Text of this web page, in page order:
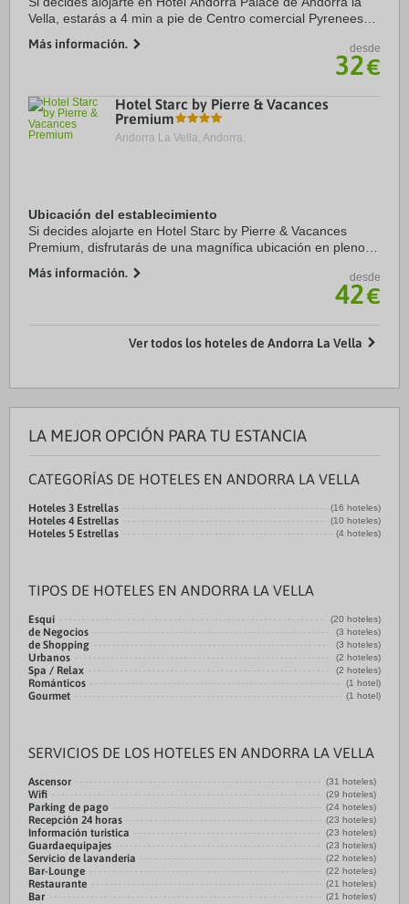
Vella, estarás a 4 min a pie de Centro comercial Pyrenees
familias se encuentra a 15,5 km ...
Más información. desde
32€
Hotel Starc by Pierre & Vacances
Premium
Andorra La Vella, Andorra.
Ubicación del establecimiento
Si decides alojarte en Hotel Starc by Pierre & Vacances
Premium, disfrutarás de una magnífica ubicación en pleno
Caldea y Centro comercial ...
Más información. desde
42€
Ver todos los hoteles de Andorra La Vella
LA MEJOR OPCIÓN PARA TU ESTANCIA
CATEGORÍAS DE HOTELES EN ANDORRA LA VELLA
Hoteles 3 Estrellas (16 hoteles)
Hoteles 4 Estrellas (10 hoteles)
Hoteles 5 Estrellas (4 hoteles)
TIPOS DE HOTELES EN ANDORRA LA VELLA
Esquí (20 hoteles)
de Negocios (3 hoteles)
de Shopping (3 hoteles)
Urbanos (2 hoteles)
Spa / Relax (2 hoteles)
Románticos (1 hotel)
Gourmet (1 hotel)
SERVICIOS DE LOS HOTELES EN ANDORRA LA VELLA
Ascensor (31 hoteles)
Wifi (29 hoteles)
Parking de pago (24 hoteles)
Recepción 24 horas (23 hoteles)
Información turística (23 hoteles)
Guardaequipajes (23 hoteles)
Servicio de lavandería (22 hoteles)
Bar-Lounge (22 hoteles)
Restaurante (21 hoteles)
Bar (21 hoteles)